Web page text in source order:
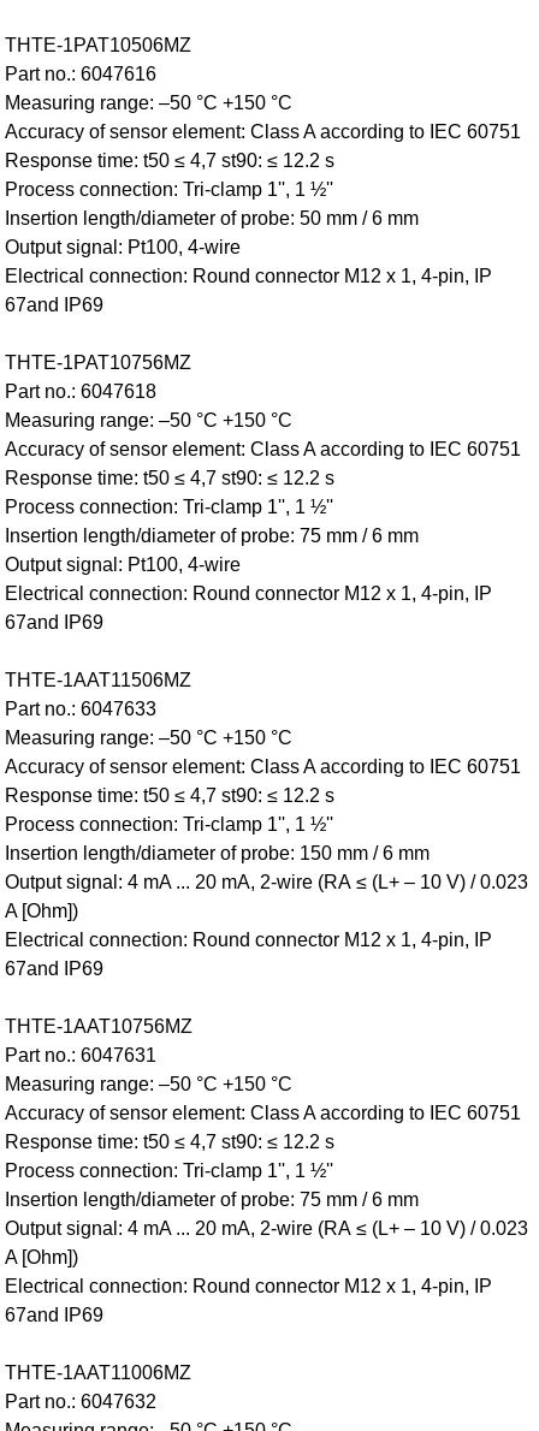
THTE-1PAT10506MZ
Part no.: 6047616
Measuring range: –50 °C +150 °C
Accuracy of sensor element: Class A according to IEC 60751
Response time: t50 ≤ 4,7 st90: ≤ 12.2 s
Process connection: Tri-clamp 1'', 1 ½''
Insertion length/diameter of probe: 50 mm / 6 mm
Output signal: Pt100, 4-wire
Electrical connection: Round connector M12 x 1, 4-pin, IP
67and IP69
THTE-1PAT10756MZ
Part no.: 6047618
Measuring range: –50 °C +150 °C
Accuracy of sensor element: Class A according to IEC 60751
Response time: t50 ≤ 4,7 st90: ≤ 12.2 s
Process connection: Tri-clamp 1'', 1 ½''
Insertion length/diameter of probe: 75 mm / 6 mm
Output signal: Pt100, 4-wire
Electrical connection: Round connector M12 x 1, 4-pin, IP
67and IP69
THTE-1AAT11506MZ
Part no.: 6047633
Measuring range: –50 °C +150 °C
Accuracy of sensor element: Class A according to IEC 60751
Response time: t50 ≤ 4,7 st90: ≤ 12.2 s
Process connection: Tri-clamp 1'', 1 ½''
Insertion length/diameter of probe: 150 mm / 6 mm
Output signal: 4 mA ... 20 mA, 2-wire (RA ≤ (L+ – 10 V) / 0.023
A [Ohm])
Electrical connection: Round connector M12 x 1, 4-pin, IP
67and IP69
THTE-1AAT10756MZ
Part no.: 6047631
Measuring range: –50 °C +150 °C
Accuracy of sensor element: Class A according to IEC 60751
Response time: t50 ≤ 4,7 st90: ≤ 12.2 s
Process connection: Tri-clamp 1'', 1 ½''
Insertion length/diameter of probe: 75 mm / 6 mm
Output signal: 4 mA ... 20 mA, 2-wire (RA ≤ (L+ – 10 V) / 0.023
A [Ohm])
Electrical connection: Round connector M12 x 1, 4-pin, IP
67and IP69
THTE-1AAT11006MZ
Part no.: 6047632